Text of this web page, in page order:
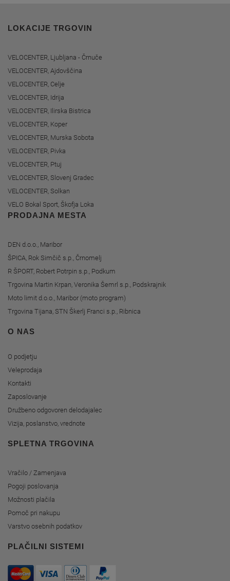
LOKACIJE TRGOVIN
VELOCENTER, Ljubljana - Črnuče
VELOCENTER, Ajdovščina
VELOCENTER, Celje
VELOCENTER, Idrija
VELOCENTER, Ilirska Bistrica
VELOCENTER, Koper
VELOCENTER, Murska Sobota
VELOCENTER, Pivka
VELOCENTER, Ptuj
VELOCENTER, Slovenj Gradec
VELOCENTER, Solkan
VELO Bokal Sport, Škofja Loka
PRODAJNA MESTA
DEN d.o.o., Maribor
ŠPICA, Rok Simčič s.p., Črnomelj
R ŠPORT, Robert Potrpin s.p., Podkum
Trgovina Martin Krpan, Veronika Šemrl s.p., Podskrajnik
Moto limit d.o.o., Maribor (moto program)
Trgovina Tijana, STN Škerlj Franci s.p., Ribnica
O NAS
O podjetju
Veleprodaja
Kontakti
Zaposlovanje
Družbeno odgovoren delodajalec
Vizija, poslanstvo, vrednote
SPLETNA TRGOVINA
Vračilo / Zamenjava
Pogoji poslovanja
Možnosti plačila
Pomoč pri nakupu
Varstvo osebnih podatkov
PLAČILNI SISTEMI